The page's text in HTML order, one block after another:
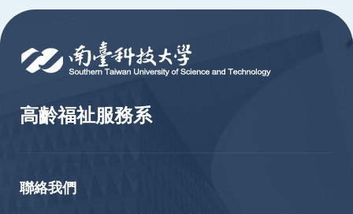
高齡福祉服務系
聯絡我們